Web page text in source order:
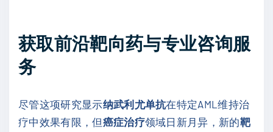
获取前沿靶向药与专业咨询服
务
尽管这项研究显示纳武利尤单抗在特定AML维持治
疗中效果有限，但癌症治疗领域日新月异，新的靶